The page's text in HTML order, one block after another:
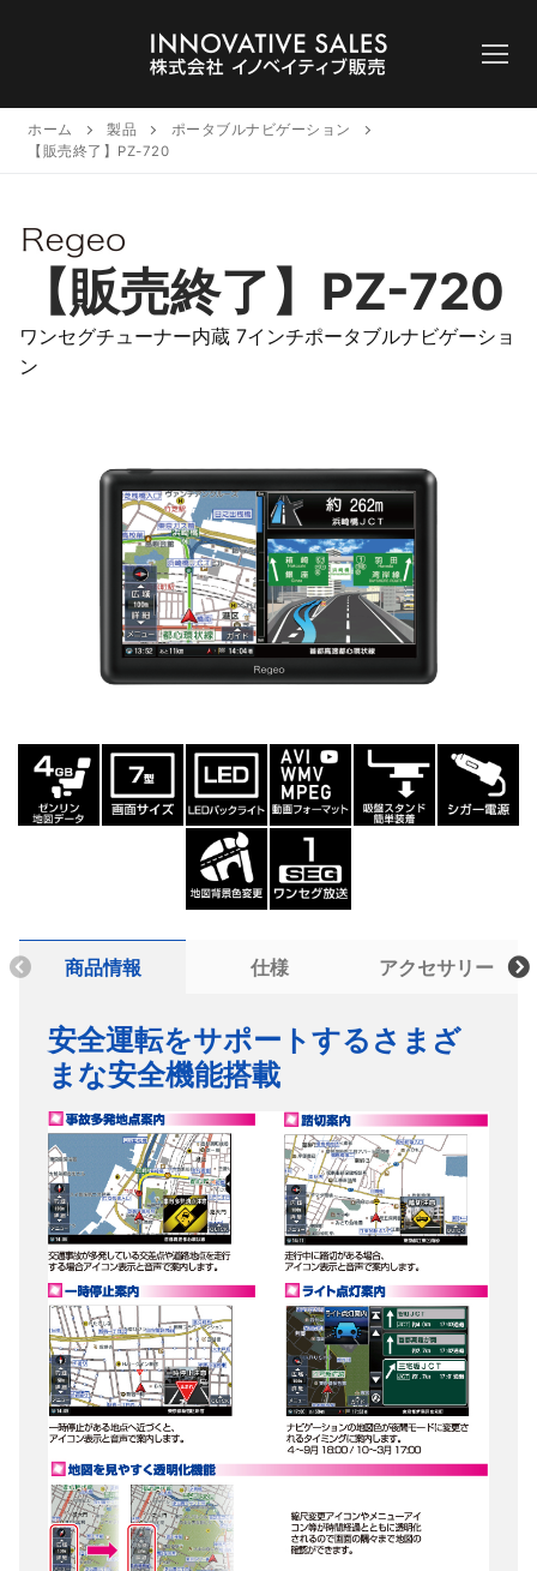
ン
ホーム 製品
ポータブルナビゲーション
【販売終了】PZ-720
【販売終了】PZ-720
ワンセグチューナー内蔵 7インチポータブルナビゲーショ
ン
商品情報 仕様 アクセサリー
安全運転をサポートするさまざ
まな安全機能搭載
品番
PZ-720
商品名
ポータブルナビゲーション
ディスプレイ
7インチ
解像度
800*480
TV
ワンセグ
Bluetooth
ー
SD/micro SD
micro SD
USB
ー
iPhone/iPod
ー
CarPlay/Android
Auto™
ー
AV IN
ー
イヤホン出力
〇